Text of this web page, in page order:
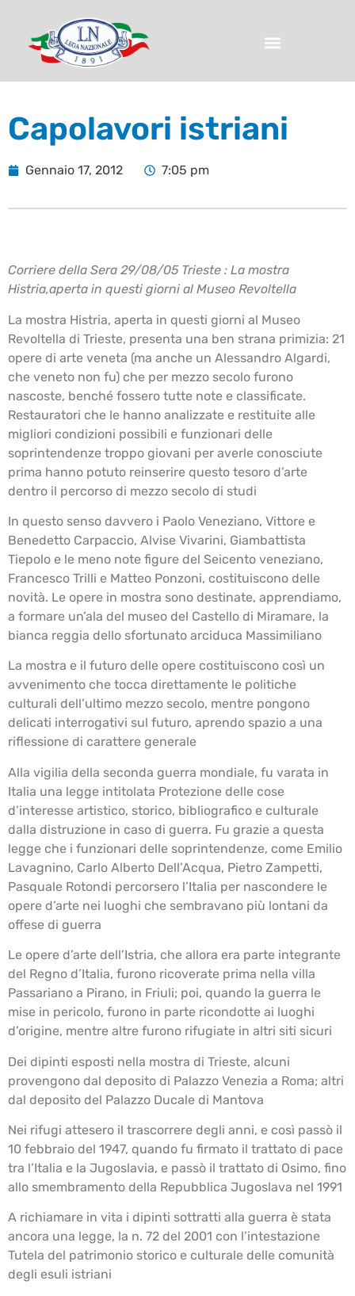
Capolavori istriani
Gennaio 17, 2012 7:05 pm
Corriere della Sera 29/08/05 Trieste : La mostra
Histria,aperta in questi giorni al Museo Revoltella
La mostra Histria, aperta in questi giorni al Museo
Revoltella di Trieste, presenta una ben strana primizia: 21
opere di arte veneta (ma anche un Alessandro Algardi,
che veneto non fu) che per mezzo secolo furono
nascoste, benché fossero tutte note e classificate.
Restauratori che le hanno analizzate e restituite alle
migliori condizioni possibili e funzionari delle
soprintendenze troppo giovani per averle conosciute
prima hanno potuto reinserire questo tesoro d’arte
dentro il percorso di mezzo secolo di studi
In questo senso davvero i Paolo Veneziano, Vittore e
Benedetto Carpaccio, Alvise Vivarini, Giambattista
Tiepolo e le meno note figure del Seicento veneziano,
Francesco Trilli e Matteo Ponzoni, costituiscono delle
novità. Le opere in mostra sono destinate, apprendiamo,
a formare un’ala del museo del Castello di Miramare, la
bianca reggia dello sfortunato arciduca Massimiliano
La mostra e il futuro delle opere costituiscono così un
avvenimento che tocca direttamente le politiche
culturali dell’ultimo mezzo secolo, mentre pongono
delicati interrogativi sul futuro, aprendo spazio a una
riflessione di carattere generale
Alla vigilia della seconda guerra mondiale, fu varata in
Italia una legge intitolata Protezione delle cose
d’interesse artistico, storico, bibliografico e culturale
dalla distruzione in caso di guerra. Fu grazie a questa
legge che i funzionari delle soprintendenze, come Emilio
Lavagnino, Carlo Alberto Dell’Acqua, Pietro Zampetti,
Pasquale Rotondi percorsero l’Italia per nascondere le
opere d’arte nei luoghi che sembravano più lontani da
offese di guerra
Le opere d’arte dell’Istria, che allora era parte integrante
del Regno d’Italia, furono ricoverate prima nella villa
Passariano a Pirano, in Friuli; poi, quando la guerra le
mise in pericolo, furono in parte ricondotte ai luoghi
d’origine, mentre altre furono rifugiate in altri siti sicuri
Dei dipinti esposti nella mostra di Trieste, alcuni
provengono dal deposito di Palazzo Venezia a Roma; altri
dal deposito del Palazzo Ducale di Mantova
Nei rifugi attesero il trascorrere degli anni, e così passò il
10 febbraio del 1947, quando fu firmato il trattato di pace
tra l’Italia e la Jugoslavia, e passò il trattato di Osimo, fino
allo smembramento della Repubblica Jugoslava nel 1991
A richiamare in vita i dipinti sottratti alla guerra è stata
ancora una legge, la n. 72 del 2001 con l’intestazione
Tutela del patrimonio storico e culturale delle comunità
degli esuli istriani